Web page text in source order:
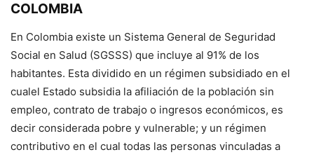
COLOMBIA
En Colombia existe un Sistema General de Seguridad
Social en Salud (SGSSS) que incluye al 91% de los
habitantes. Esta dividido en un régimen subsidiado en el
cualel Estado subsidia la afiliación de la población sin
empleo, contrato de trabajo o ingresos económicos, es
decir considerada pobre y vulnerable; y un régimen
contributivo en el cual todas las personas vinculadas a